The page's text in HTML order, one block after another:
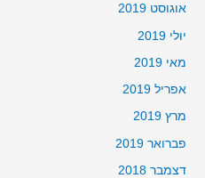
אוגוסט 2019
יולי 2019
מאי 2019
אפריל 2019
מרץ 2019
פברואר 2019
דצמבר 2018